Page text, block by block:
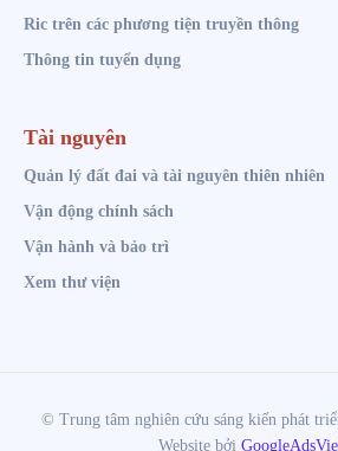
Ric trên các phương tiện truyền thông
Thông tin tuyển dụng
Tài nguyên
Quản lý đất đai và tài nguyên thiên nhiên
Vận động chính sách
Vận hành và bảo trì
Xem thư viện
© Trung tâm nghiên cứu sáng kiến phát
Website bởi